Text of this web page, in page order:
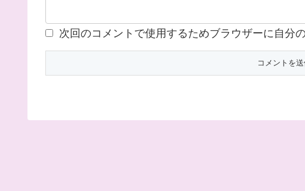
次回のコメントで使用するためブラウザーに自分